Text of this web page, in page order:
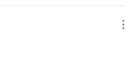
독
Notes of a Chronic Re-R
. 다시 읽기를 시작한 게. 내
무엇으로 이해했는지 알아
타인들과 분리되지 않은 생활
에 되비치는 자아를 찾아(1
시절의 사람들과 우연히
도시의 면면을 살피는 일보다
었다. 열심히 공부해야 한다
친구들의 모습에 자꾸만 작
마다 집에 내려와 가기 싫다